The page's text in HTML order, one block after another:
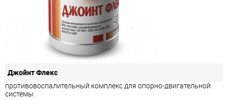
Джойнт Флекс
противовоспалительный комплекс для опорно-двигательной
системы